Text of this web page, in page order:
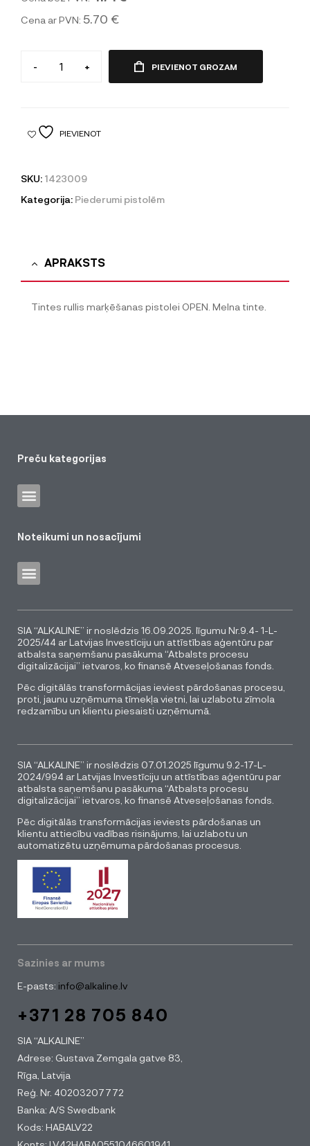
Cena ar PVN: 5.70 €
- + PIEVIENOT GROZAM
PIEVIENOT
SKU: 1423009
Kategorija: Piederumi pistolēm
APRAKSTS
Tintes rullis marķēšanas pistolei OPEN. Melna tinte.
Preču kategorijas
Noteikumi un nosacījumi
SIA “ALKALINE” ir noslēdzis 16.09.2025. līgumu Nr.9.4- 1-L-
2025/44 ar Latvijas Investīciju un attīstības aģentūru par
atbalsta saņemšanu pasākuma “Atbalsts procesu
digitalizācijai” ietvaros, ko finansē Atveseļošanas fonds.
Pēc digitālās transformācijas ieviest pārdošanas procesu,
proti, jaunu uzņēmuma tīmekļa vietni, lai uzlabotu zīmola
redzamību un klientu piesaisti uzņēmumā.
SIA “ALKALINE” ir noslēdzis 07.01.2025 līgumu 9.2-17-L-
2024/994 ar Latvijas Investīciju un attīstības aģentūru par
atbalsta saņemšanu pasākuma “Atbalsts procesu
digitalizācijai” ietvaros, ko finansē Atveseļošanas fonds.
Pēc digitālās transformācijas ieviests pārdošanas un
klientu attiecību vadības risinājums, lai uzlabotu un
automatizētu uzņēmuma pārdošanas procesus.
Sazinies ar mums
E-pasts: info@alkaline.lv
+371 28 705 840
SIA “ALKALINE”
Adrese: Gustava Zemgala gatve 83,
Rīga, Latvija
Reģ. Nr. 40203207772
Banka: A/S Swedbank
Kods: HABALV22